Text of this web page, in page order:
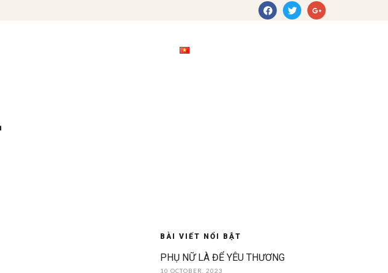
BÀI VIẾT NỔI BẬT
PHỤ NỮ LÀ ĐỂ YÊU THƯƠNG
10 OCTOBER, 2023